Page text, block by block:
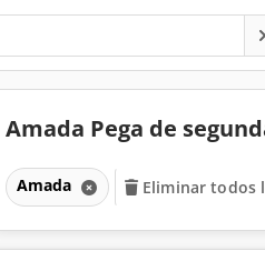
Amada Pega de
Amada Eliminar todos